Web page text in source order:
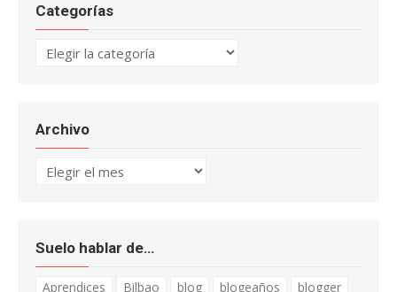
Categorías
Categorías
Archivo
Archivo
Suelo hablar de…
Aprendices Bilbao blog blogeaños
blogger